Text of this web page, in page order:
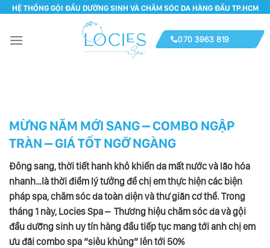
Skip
content
HỆ THỐNG GỘI ĐẦU DƯỠNG SINH VÀ CHĂM SÓC DA HÀNG ĐẦU TP.HCM
070 3963 819
MỪNG NĂM MỚI SANG – COMBO NGẬP
TRÀN – GIÁ TỐT NGỠ NGÀNG
Đông sang, thời tiết hanh khô khiến da mất nước và lão hóa
nhanh…là thời điểm lý tưởng để chị em thực hiện các biện
pháp spa, chăm sóc da toàn diện và thư giãn cơ thể. Trong
tháng 1 này, Locies Spa – Thương hiệu chăm sóc da và gội
đầu dưỡng sinh uy tín hàng đầu tiếp tục mang tới anh chị em
ưu đãi combo spa “siêu khủng” lên tới 50%